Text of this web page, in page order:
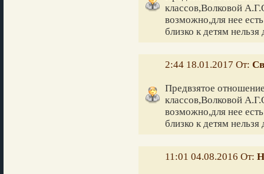
классов,Волковой
возможно,для нее
близко к детям нельзя
2:44 18.01.2017 От:
Предвзятое
классов,Волковой
возможно,для нее
близко к детям нельзя
11:01 04.08.2016 От: